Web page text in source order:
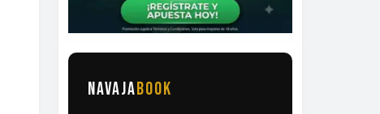
NAVAJABOOK